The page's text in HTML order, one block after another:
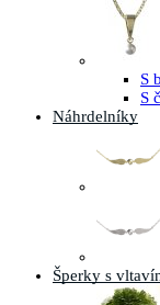
S
S
Náhrdelníky
Šperky s